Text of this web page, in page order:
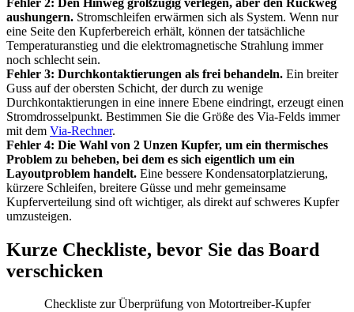
aushungern. Stromschleifen erwärmen sich als System. Wenn nur
eine Seite den Kupferbereich erhält, können der tatsächliche
Temperaturanstieg und die elektromagnetische Strahlung immer
noch schlecht sein.
Fehler 3: Durchkontaktierungen als frei behandeln. Ein breiter
Guss auf der obersten Schicht, der durch zu wenige
Durchkontaktierungen in eine innere Ebene eindringt, erzeugt einen
Stromdrosselpunkt. Bestimmen Sie die Größe des Via-Felds immer
mit dem Via-Rechner.
Fehler 4: Die Wahl von 2 Unzen Kupfer, um ein thermisches
Problem zu beheben, bei dem es sich eigentlich um ein
Layoutproblem handelt. Eine bessere Kondensatorplatzierung,
kürzere Schleifen, breitere Güsse und mehr gemeinsame
Kupferverteilung sind oft wichtiger, als direkt auf schweres Kupfer
umzusteigen.
Kurze Checkliste, bevor Sie das Board
verschicken
Checkliste zur Überprüfung von Motortreiber-Kupfer